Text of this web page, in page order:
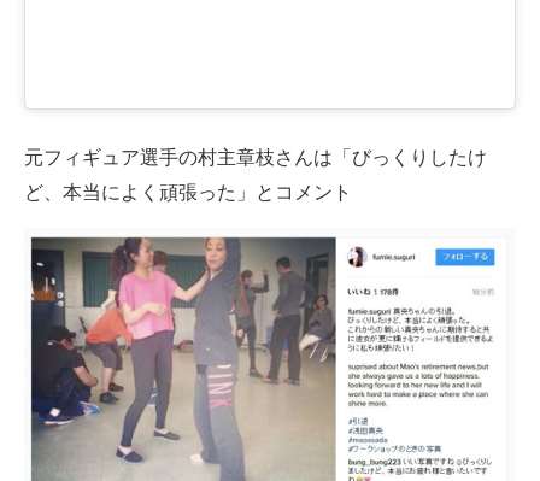
元フィギュア選手の村主章枝さんは「びっくりしたけ
ど、本当によく頑張った」とコメント